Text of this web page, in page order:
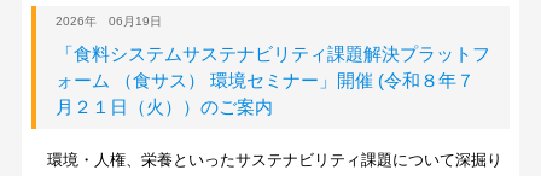
2026年 06月19日
「食料システムサステナビリティ課題解決プラットフ
ォーム （食サス） 環境セミナー」開催 (令和８年７
月２１日（火））のご案内
環境・人権、栄養といったサステナビリティ課題について深掘り